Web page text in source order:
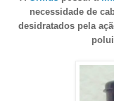
necessidade de
desidratados pela